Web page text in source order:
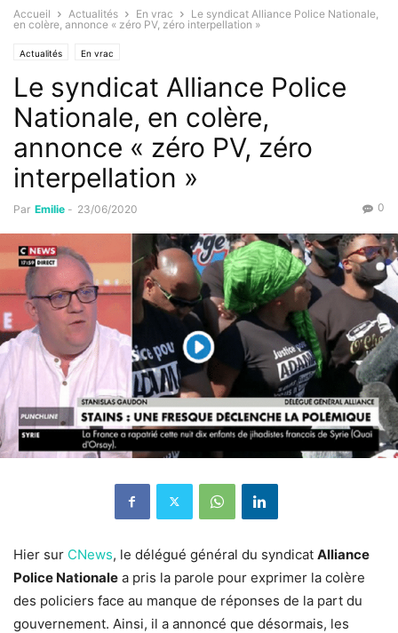
Accueil Actualités En vrac
Le syndicat Alliance Police Nationale,
en colère, annonce « zéro PV, zéro interpellation »
Actualités En vrac
Le syndicat Alliance Police
Nationale, en colère,
annonce « zéro PV, zéro
interpellation »
Par Emilie - 23/06/2020 0
Hier sur CNews, le délégué général du syndicat Alliance
Police Nationale a pris la parole pour exprimer la colère
des policiers face au manque de réponses de la part du
gouvernement. Ainsi, il a annoncé que désormais, les